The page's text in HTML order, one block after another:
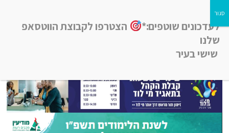
חדשות רמלה לוד, חדשות רחובות, חדשות נס-ציונה והסביבה
לעדכונים שוטפים:*
הצטרפו לקבוצת הווטסאפ
שלנו
שישי בעיר